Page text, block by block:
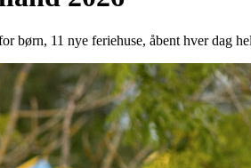
11 nye feriehuse, åbent hver dag